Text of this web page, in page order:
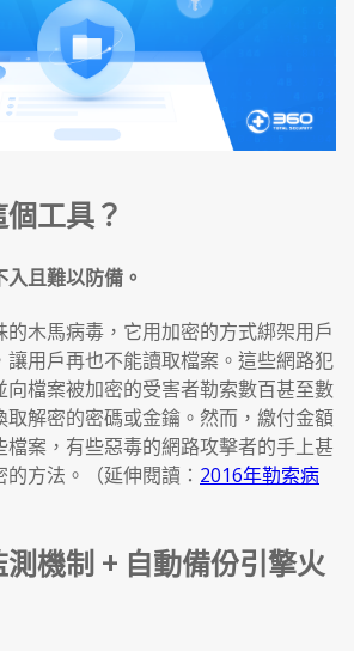
工具？
且難以防備。
的木馬病毒，它用加密的方式綁架用戶
讓用戶再也不能讀取檔案。這些網路犯
向檔案被加密的受害者勒索數百甚至數
取解密的密碼或金鑰。然而，繳付金額
檔案，有些惡毒的網路攻擊者的手上甚
方法。（延伸閱讀： 2016年勒索病
機制 + 自動備份引擎火